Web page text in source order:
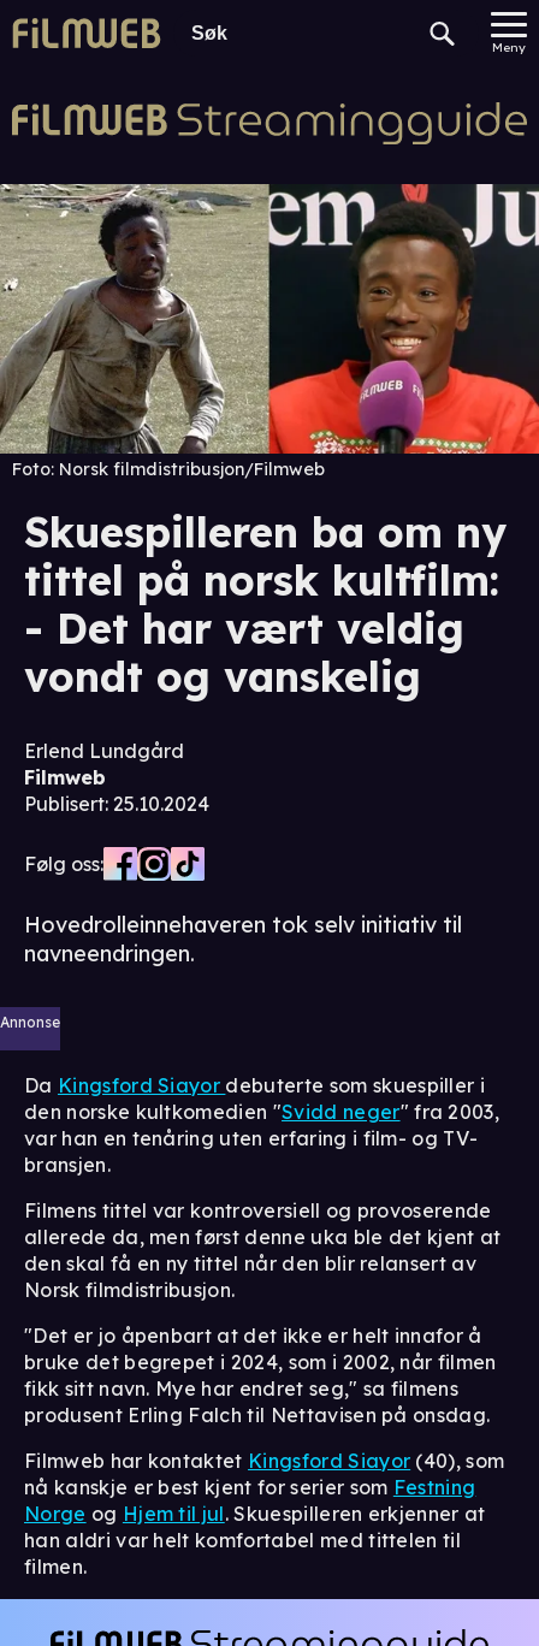
Meny
Foto: Norsk filmdistribusjon/Filmweb
Skuespilleren ba om ny
tittel på norsk kultfilm:
- Det har vært veldig
vondt og vanskelig
Erlend Lundgård
Filmweb
Publisert: 25.10.2024
Følg oss:
Hovedrolleinnehaveren tok selv initiativ til
navneendringen.
Annonse
Da Kingsford Siayor debuterte som skuespiller i
den norske kultkomedien "Svidd neger" fra 2003,
var han en tenåring uten erfaring i film- og TV-
bransjen.
Filmens tittel var kontroversiell og provoserende
allerede da, men først denne uka ble det kjent at
den skal få en ny tittel når den blir relansert av
Norsk filmdistribusjon.
"Det er jo åpenbart at det ikke er helt innafor å
bruke det begrepet i 2024, som i 2002, når filmen
fikk sitt navn. Mye har endret seg," sa filmens
produsent Erling Falch til Nettavisen på onsdag.
Filmweb har kontaktet Kingsford Siayor (40), som
nå kanskje er best kjent for serier som Festning
Norge og Hjem til jul. Skuespilleren erkjenner at
han aldri var helt komfortabel med tittelen til
filmen.